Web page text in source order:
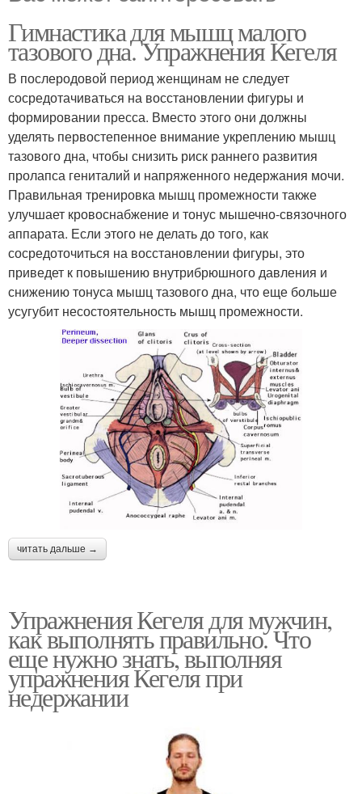
Гимнастика для мышц малого
тазового дна. Упражнения Кегеля
В послеродовой период женщинам не следует
сосредотачиваться на восстановлении фигуры и
формировании пресса. Вместо этого они должны
уделять первостепенное внимание укреплению мышц
тазового дна, чтобы снизить риск раннего развития
пролапса гениталий и напряженного недержания мочи.
Правильная тренировка мышц промежности также
улучшает кровоснабжение и тонус мышечно-связочного
аппарата. Если этого не делать до того, как
сосредоточиться на восстановлении фигуры, это
приведет к повышению внутрибрюшного давления и
снижению тонуса мышц тазового дна, что еще больше
усугубит несостоятельность мышц промежности.
читать дальше →
Упражнения Кегеля для мужчин,
как выполнять правильно. Что
еще нужно знать, выполняя
упражнения Кегеля при
недержании